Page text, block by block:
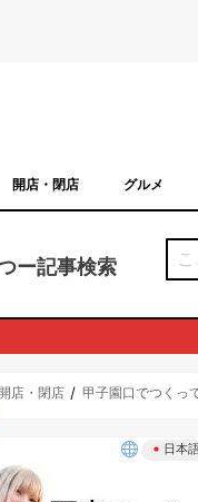
開店・閉店 グルメ
ー記事検索
開店・閉店 甲子園口でつくっ
日本